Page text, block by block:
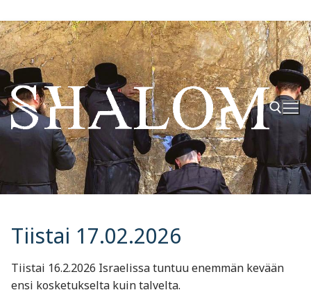
Hyppää
sisältöön
Hae:
Tiistai 17.02.2026
Tiistai 16.2.2026 Israelissa tuntuu enemmän kevään
ensi kosketukselta kuin talvelta.